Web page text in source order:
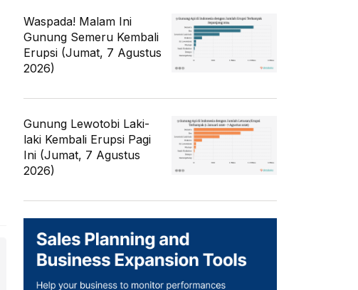
Waspada! Malam Ini
Gunung Semeru Kembali
Erupsi (Jumat, 7 Agustus
2026)
Gunung Lewotobi Laki-
laki Kembali Erupsi Pagi
Ini (Jumat, 7 Agustus
2026)